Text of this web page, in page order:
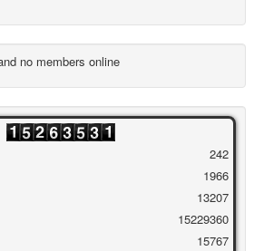
no members online
242
1966
13207
15229360
15767